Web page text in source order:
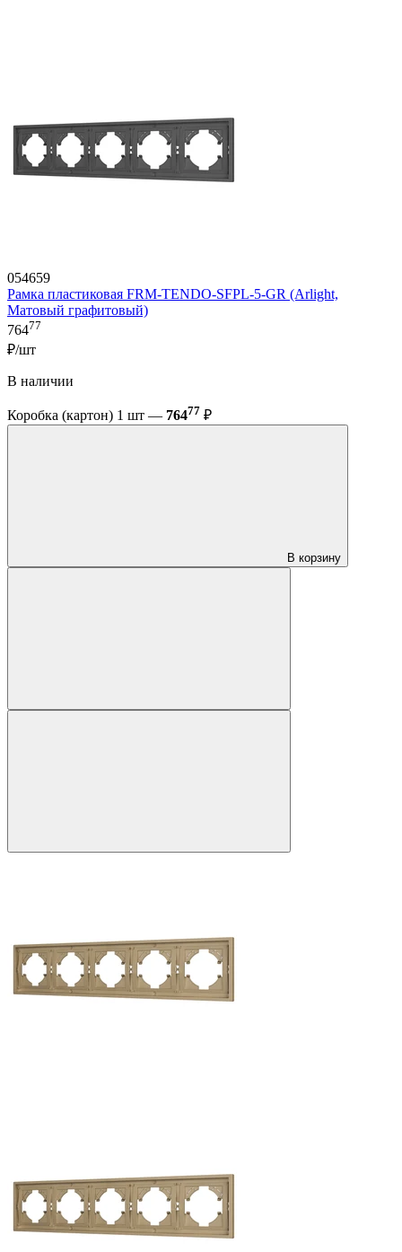
054659
Рамка пластиковая FRM-TENDO-SFPL-5-GR (Arlight,
Матовый графитовый)
76477
₽/шт
В наличии
Коробка (картон) 1 шт — 76477 ₽
В корзину